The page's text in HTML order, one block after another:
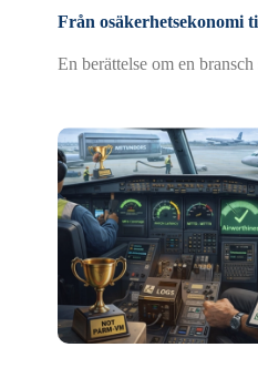
Från osäkerhetsekonomi
En berättelse om en